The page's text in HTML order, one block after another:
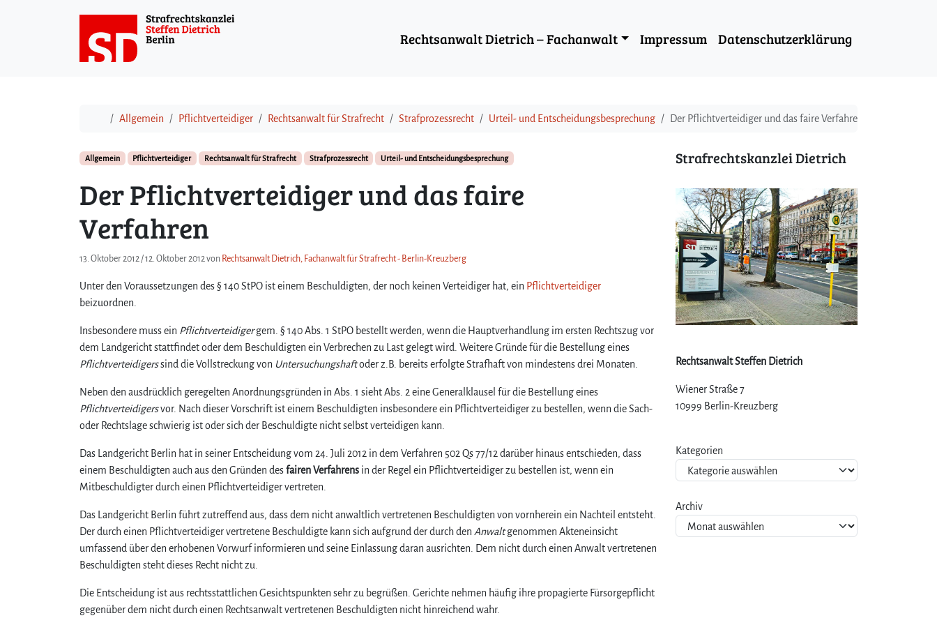
Rechtsanwalt Dietrich – Fachanwalt Impressum Datenschutzerklärung
StartAllgemein Pflichtverteidiger Rechtsanwalt für Strafrecht Strafprozessrecht Urteil- und Entscheidungsbesprechung Der Pflichtverteidiger und das faire Verfahren
Allgemein Pflichtverteidiger Rechtsanwalt für Strafrecht Strafprozessrecht Urteil- und Entscheidungsbesprechung
Der Pflichtverteidiger und das faire
Verfahren
13. Oktober 2012 /12. Oktober 2012von Rechtsanwalt Dietrich, Fachanwalt für Strafrecht - Berlin-Kreuzberg
Unter den Voraussetzungen des § 140 StPO ist einem Beschuldigten, der noch keinen Verteidiger hat, ein Pflichtverteidiger
beizuordnen.
Insbesondere muss ein Pflichtverteidigergem. § 140 Abs. 1 StPO bestellt werden, wenn die Hauptverhandlung im ersten Rechtszug vor
dem Landgericht stattfindet oder dem Beschuldigten ein Verbrechen zu Last gelegt wird. Weitere Gründe für die Bestellung eines
Pflichtverteidigerssind die Vollstreckung von Untersuchungshaftoder z.B. bereits erfolgte Strafhaft von mindestens drei Monaten.
Neben den ausdrücklich geregelten Anordnungsgründen in Abs. 1 sieht Abs. 2 eine Generalklausel für die Bestellung eines
Pflichtverteidigersvor. Nach dieser Vorschrift ist einem Beschuldigten insbesondere ein Pflichtverteidiger zu bestellen, wenn die Sach-
oder Rechtslage schwierig ist oder sich der Beschuldigte nicht selbst verteidigen kann.
Das Landgericht Berlin hat in seiner Entscheidung vom 24. Juli 2012 in dem Verfahren 502 Qs 77/12 darüber hinaus entschieden, dass
einem Beschuldigten auch aus den Gründen desfairen Verfahrens in der Regel ein Pflichtverteidiger zu bestellen ist, wenn ein
Mitbeschuldigter durch einen Pflichtverteidiger vertreten.
Das Landgericht Berlin führt zutreffend aus, dass dem nicht anwaltlich vertretenen Beschuldigten von vornherein ein Nachteil entsteht.
Der durch einen Pflichtverteidiger vertretene Beschuldigte kann sich aufgrund der durch den Anwaltgenommen Akteneinsicht
umfassend über den erhobenen Vorwurf informieren und seine Einlassung daran ausrichten. Dem nicht durch einen Anwalt vertretenen
Beschuldigten steht dieses Recht nicht zu.
Die Entscheidung ist aus rechtsstattlichen Gesichtspunkten sehr zu begrüßen. Gerichte nehmen häufig ihre propagierte Fürsorgepflicht
gegenüber dem nicht durch einen Rechtsanwalt vertretenen Beschuldigten nicht hinreichend wahr.
Strafrechtskanzlei Dietrich
Rechtsanwalt Steffen Dietrich
Wiener Straße 7
10999 Berlin-Kreuzberg
Kategorien
Archiv